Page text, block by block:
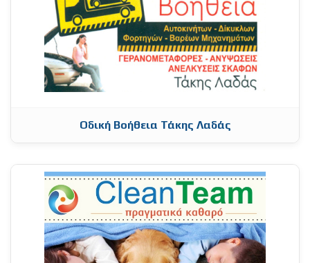
Οδική Βοήθεια Τάκης Λαδάς